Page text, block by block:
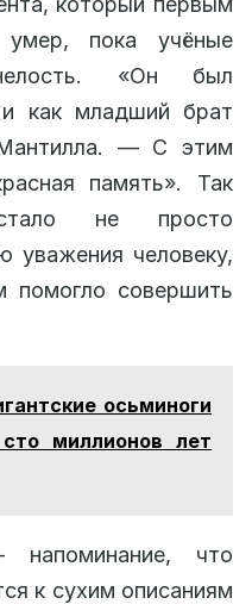
пока учёные
«Он был
как младший брат
— С этим
память». Так
не просто
уважения человеку,
помогло совершить
осьминоги
миллионов лет
что
к сухим описаниям